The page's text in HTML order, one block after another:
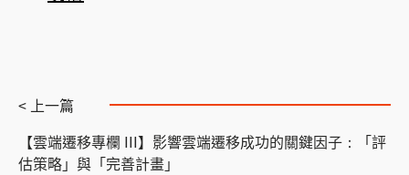
< 上一篇
【雲端遷移專欄 III】影響雲端遷移成功的關鍵因子：「評
估策略」與「完善計畫」